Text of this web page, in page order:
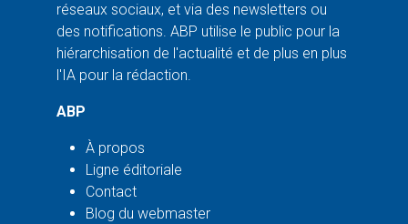
réseaux sociaux, et via des newsletters ou
des notifications. ABP utilise le public pour la
hiérarchisation de l'actualité et de plus en plus
l'IA pour la rédaction.
ABP
À propos
Ligne éditoriale
Contact
Blog du webmaster